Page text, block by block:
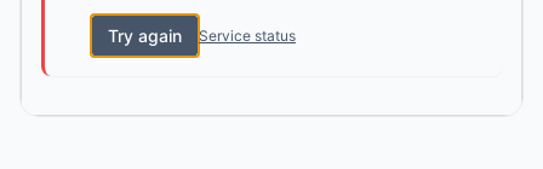
Try again Service status